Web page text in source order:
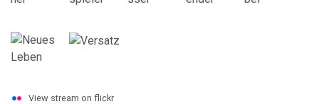
View stream on flickr